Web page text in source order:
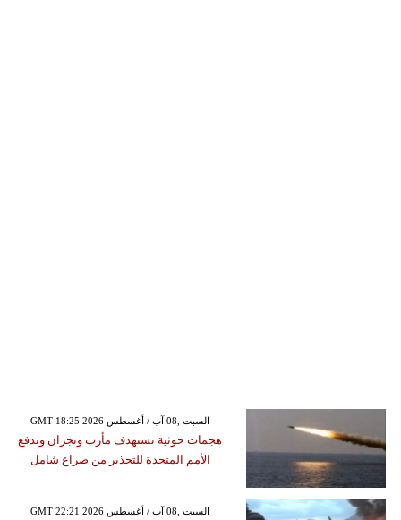
GMT 18:25 2026 السبت ,08 آب / أغسطس
هجمات حوثية تستهدف مأرب ونجران وتدفع
الأمم المتحدة للتحذير من صراع شامل
GMT 22:21 2026 السبت ,08 آب / أغسطس